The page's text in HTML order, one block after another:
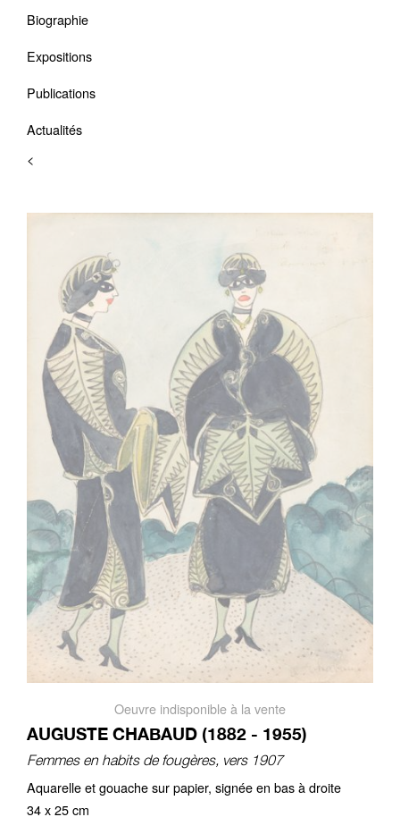
Biographie
Expositions
Publications
Actualités
<
Oeuvre indisponible à la vente
AUGUSTE CHABAUD (1882 - 1955)
Femmes en habits de fougères, vers 1907
Aquarelle et gouache sur papier, signée en bas à droite
34 x 25 cm